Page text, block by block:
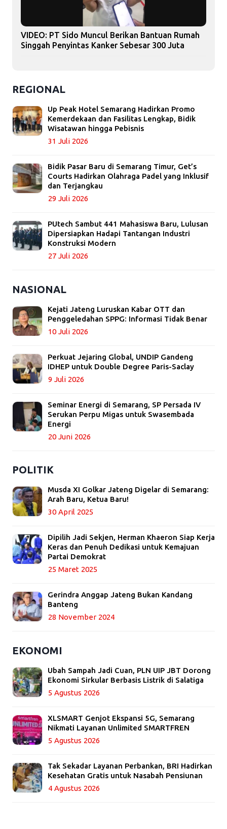
VIDEO: PT Sido Muncul Berikan Bantuan Rumah
Singgah Penyintas Kanker Sebesar 300 Juta
REGIONAL
Up Peak Hotel Semarang Hadirkan Promo
Kemerdekaan dan Fasilitas Lengkap, Bidik
Wisatawan hingga Pebisnis
31 Juli 2026
Bidik Pasar Baru di Semarang Timur, Get’s
Courts Hadirkan Olahraga Padel yang Inklusif
dan Terjangkau
29 Juli 2026
PUtech Sambut 441 Mahasiswa Baru, Lulusan
Dipersiapkan Hadapi Tantangan Industri
Konstruksi Modern
27 Juli 2026
NASIONAL
Kejati Jateng Luruskan Kabar OTT dan
Penggeledahan SPPG: Informasi Tidak Benar
10 Juli 2026
Perkuat Jejaring Global, UNDIP Gandeng
IDHEP untuk Double Degree Paris-Saclay
9 Juli 2026
Seminar Energi di Semarang, SP Persada IV
Serukan Perpu Migas untuk Swasembada
Energi
20 Juni 2026
POLITIK
Musda XI Golkar Jateng Digelar di Semarang:
Arah Baru, Ketua Baru!
30 April 2025
Dipilih Jadi Sekjen, Herman Khaeron Siap Kerja
Keras dan Penuh Dedikasi untuk Kemajuan
Partai Demokrat
25 Maret 2025
Gerindra Anggap Jateng Bukan Kandang
Banteng
28 November 2024
EKONOMI
Ubah Sampah Jadi Cuan, PLN UIP JBT Dorong
Ekonomi Sirkular Berbasis Listrik di Salatiga
5 Agustus 2026
XLSMART Genjot Ekspansi 5G, Semarang
Nikmati Layanan Unlimited SMARTFREN
5 Agustus 2026
Tak Sekadar Layanan Perbankan, BRI Hadirkan
Kesehatan Gratis untuk Nasabah Pensiunan
4 Agustus 2026